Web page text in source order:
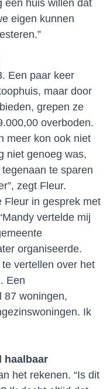
een huis willen dat
eigen kunnen
Een paar keer
maar door
grepen ze
overboden.
meer kon ook niet
niet genoeg was,
te sparen
zegt Fleur.
Fleur in gesprek met
vertelde mij
organiseerde.
vertellen over het
Een
87 woningen,
Ik
haalbaar
het rekenen. “Is dit